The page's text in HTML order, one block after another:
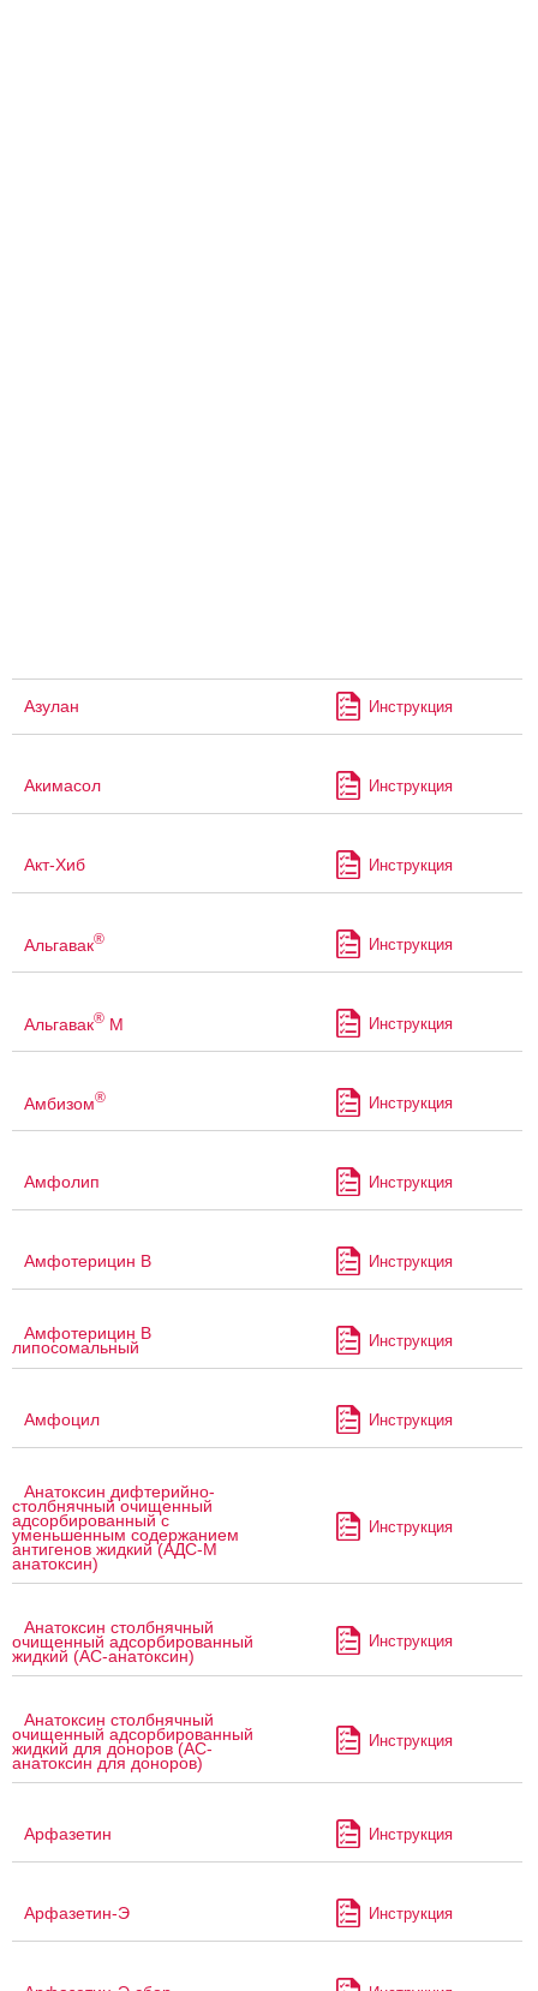
Азулан Инструкция
Акимасол Инструкция
Акт-Хиб Инструкция
Альгавак® Инструкция
Альгавак® М Инструкция
Амбизом® Инструкция
Амфолип Инструкция
Амфотерицин В Инструкция
Амфотерицин В
липосомальный Инструкция
Амфоцил Инструкция
Анатоксин дифтерийно-
столбнячный очищенный
адсорбированный с
уменьшенным содержанием
антигенов жидкий (АДС-М
анатоксин)
Инструкция
Анатоксин столбнячный
очищенный адсорбированный
жидкий (АС-анатоксин)
Инструкция
Анатоксин столбнячный
очищенный адсорбированный
жидкий для доноров (АС-
анатоксин для доноров)
Инструкция
Арфазетин Инструкция
Арфазетин-Э Инструкция